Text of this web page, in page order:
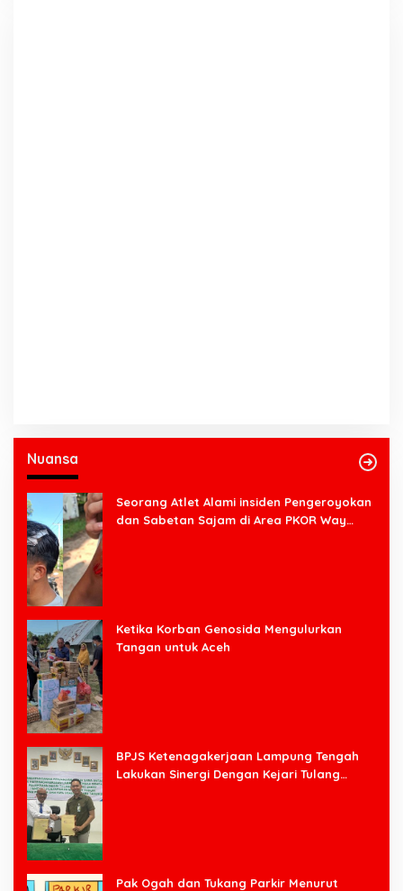
Nuansa
Seorang Atlet Alami insiden Pengeroyokan
dan Sabetan Sajam di Area PKOR Way
Ketika Korban Genosida Mengulurkan
Tangan untuk Aceh
BPJS Ketenagakerjaan Lampung Tengah
Lakukan Sinergi Dengan Kejari Tulang
Pak Ogah dan Tukang Parkir Menurut